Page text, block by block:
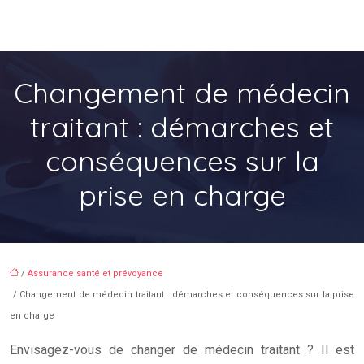
Changement de médecin
traitant : démarches et
conséquences sur la
prise en charge
/ Assurance santé et prévoyance
/ Changement de médecin traitant : démarches et conséquences sur la prise
en charge
Envisagez-vous de changer de médecin traitant ? Il est